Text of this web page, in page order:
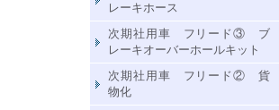
レーキホース
次期社用車 フリード③ ブ
レーキオーバーホールキット
次期社用車 フリード② 貨
物化